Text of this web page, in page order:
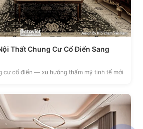
Thất Chung Cư Cổ Điển Sang
cư cổ điển — xu hướng thẩm mỹ tinh tế mới